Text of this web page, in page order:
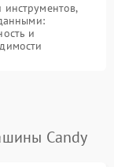
и
Candy